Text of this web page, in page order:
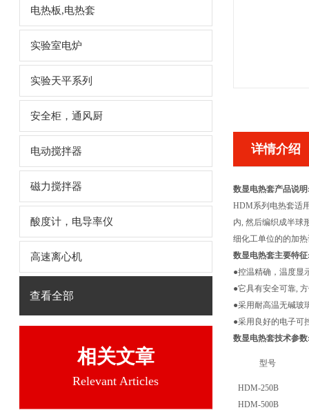
电热板,电热套
实验室电炉
实验天平系列
安全柜，通风厨
电动搅拌器
磁力搅拌器
酸度计，电导率仪
高速离心机
查看全部
相关文章
Relevant Articles
详情介绍
数显电热套产品说
HDM系列电热套适
内, 然后编织成半球
细化工单位的的加
数显电热套主要特
●控温精确，温度显
●它具有安全可靠,
●采用耐高温无碱玻
●采用良好的电子可
数显电热套技术参
型号
HDM-250B
HDM-500B